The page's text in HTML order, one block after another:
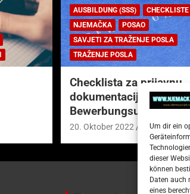
Um dir ein
dieser
können
Daten auch
eines
AUSBILDUNG (SSS)
CHECKLISTE
NJEMAČKA
POSAO
SAVJETI ZA TRAŽENJE POSLA
TRAŽENJE POSLA
Checklista za prijavnu
dokumentaciju (njem.
20. Oktober 2022 Redakcija